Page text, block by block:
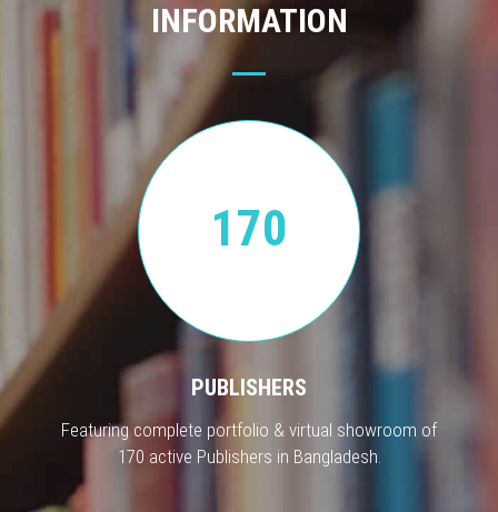
INFORMATION
170
PUBLISHERS
Featuring complete portfolio & virtual showroom of
170 active Publishers in Bangladesh.